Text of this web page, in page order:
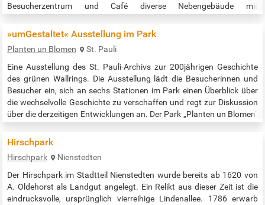
Besucherzentrum und Café diverse Nebengebäude mit
Informationstafeln. Weitere Infos des Denkmalvereins:…
»umGestaltet« Ausstellung im Park
Planten un Blomen
St. Pauli
Eine Ausstellung des St. Pauli-Archivs zur 200jährigen Geschichte
des grünen Wallrings. Die Ausstellung lädt die Besucherinnen und
Besucher ein, sich an sechs Stationen im Park einen Überblick über
die wechselvolle Geschichte zu verschaffen und regt zur Diskussion
über die derzeitigen Entwicklungen an. Der Park „Planten un Blomen“
in Hamburg einzigartig, er ist auch ein Spiegel der…
Hirschpark
Hirschpark
Nienstedten
Der Hirschpark im Stadtteil Nienstedten wurde bereits ab 1620 von
A. Oldehorst als Landgut angelegt. Ein Relikt aus dieser Zeit ist die
eindrucksvolle, ursprünglich vierreihige Lindenallee. 1786 erwarb